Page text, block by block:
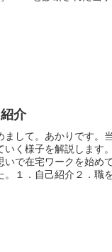
介
まして。あかりです。
いく様子を解説します
いで在宅ワークを始め
。１．自己紹介２．職